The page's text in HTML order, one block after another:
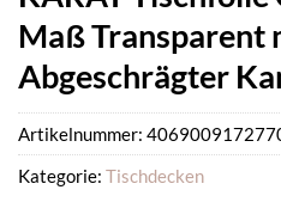
Maß Transparent
Abgeschrägter
Artikelnummer:
Kategorie: Tischdecken